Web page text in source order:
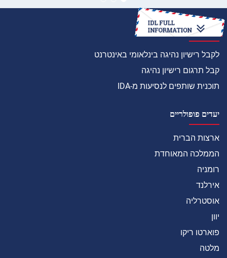
איך
לקבל רישיון נהיגה בינלאומי באינטרנט
קבל תרגום רישיון נהיגה
תוכנית שותפים לנסיעות מ-IDA
יעדים פופולריים
ארצות הברית
הממלכה המאוחדת
רומניה
אירלנד
אוסטרליה
יוון
פוארטו ריקו
מלטה